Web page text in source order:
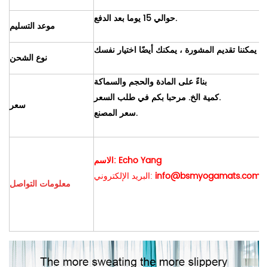
موعد التسليم
حوالي 15 يوما بعد الدفع.
نوع الشحن
سعر
بناءً على المادة والحجم والسماكة
كمية الخ. مرحبا بكم في طلب السعر.
سعر المصنع.
معلومات التواصل
الاسم: Echo Yang
البريد الإلكتروني: info@bsmyogamats.com